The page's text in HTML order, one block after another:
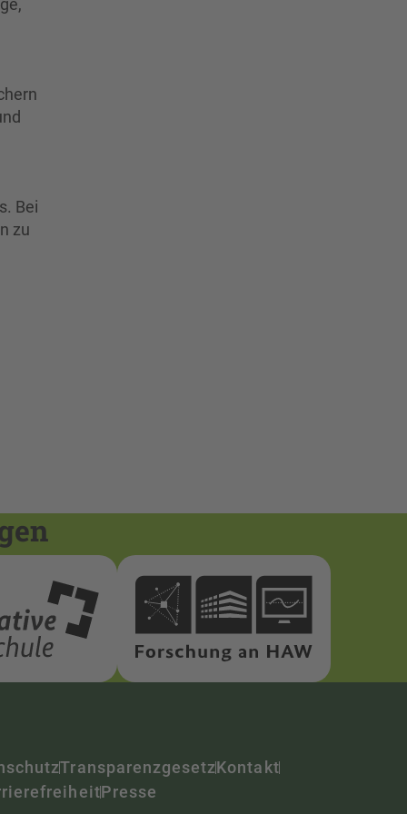
Bei
zu
TransparenzgesetzKontakt
Presse